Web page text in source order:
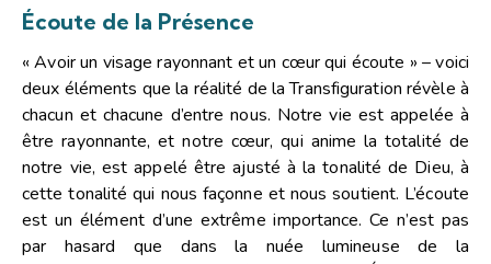
Écoute de la Présence
« Avoir un visage rayonnant et un cœur qui écoute » – voici
deux éléments que la réalité de la Transfiguration révèle à
chacun et chacune d’entre nous. Notre vie est appelée à
être rayonnante, et notre cœur, qui anime la totalité de
notre vie, est appelé être ajusté à la tonalité de Dieu, à
cette tonalité qui nous façonne et nous soutient. L’écoute
est un élément d’une extrême importance. Ce n’est pas
par hasard que dans la nuée lumineuse de la